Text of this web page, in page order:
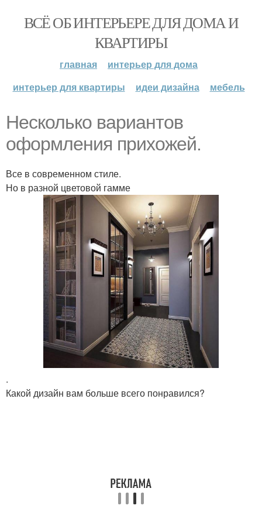
ВСЁ ОБ ИНТЕРЬЕРЕ ДЛЯ ДОМА И
КВАРТИРЫ
главная
интерьер для дома
интерьер для квартиры
идеи дизайна мебель
Несколько вариантов
оформления прихожей.
Все в современном стиле.
Но в разной цветовой гамме
.
Какой дизайн вам больше всего понравился?